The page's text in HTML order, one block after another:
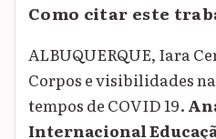
Como citar este
ALBUQUERQUE, Iara
Corpos e visibilidades
tempos de COVID 19.
Internacional